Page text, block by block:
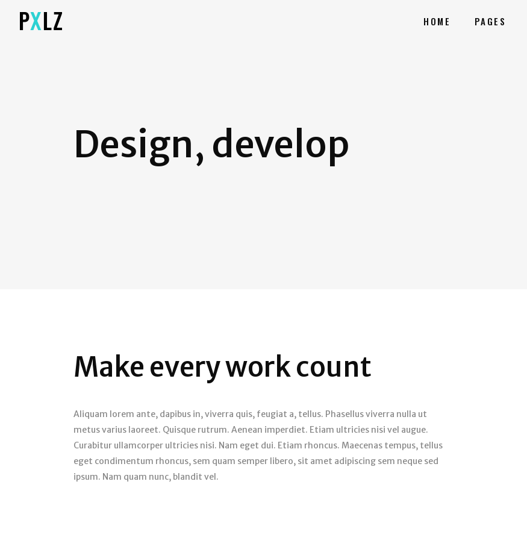
HOME PAGES
Design, develop
Make every work count
Aliquam lorem ante, dapibus in, viverra quis, feugiat a, tellus. Phasellus viverra nulla ut
metus varius laoreet. Quisque rutrum. Aenean imperdiet. Etiam ultricies nisi vel augue.
Curabitur ullamcorper ultricies nisi. Nam eget dui. Etiam rhoncus. Maecenas tempus, tellus
eget condimentum rhoncus, sem quam semper libero, sit amet adipiscing sem neque sed
ipsum. Nam quam nunc, blandit vel.